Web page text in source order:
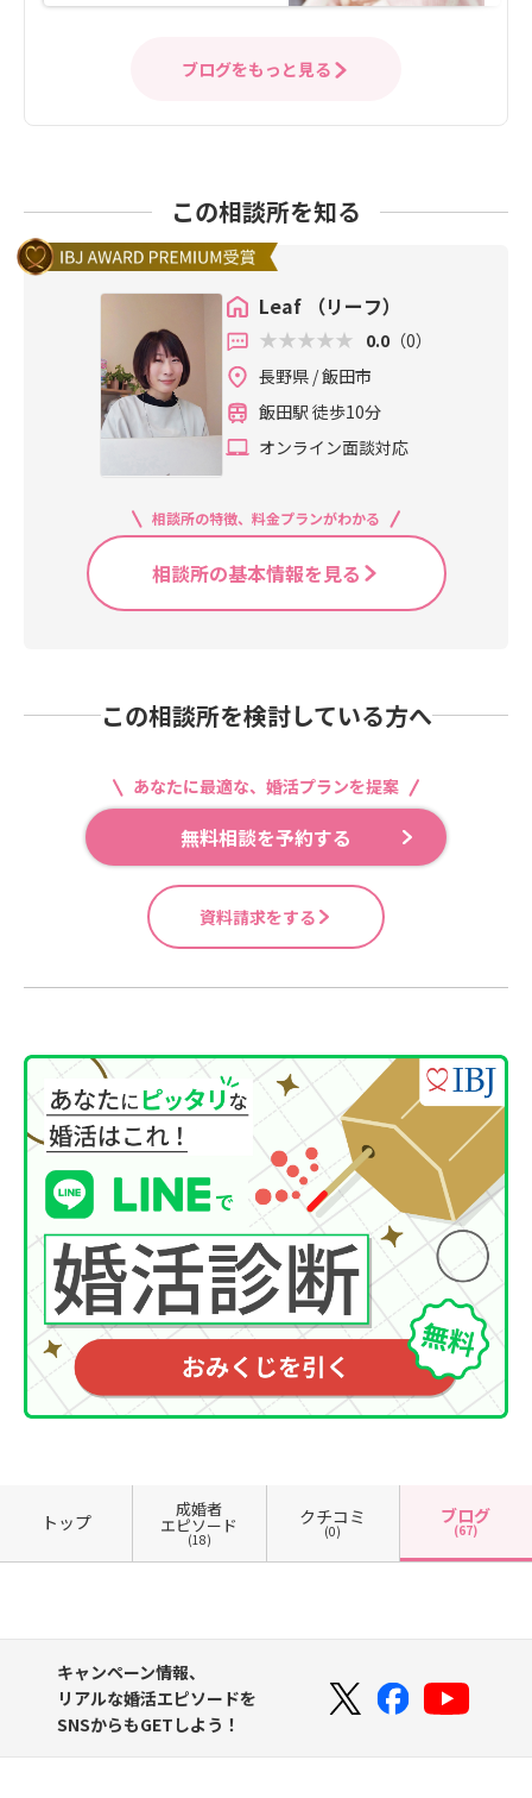
ブログをもっと見る
この相談所を知る
Leaf （リーフ）
0.0 （0）
長野県 / 飯田市
飯田駅 徒歩10分
オンライン面談対応
相談所の特徴、料金プランがわかる
相談所の基本情報を見る
この相談所を検討している方へ
あなたに最適な、婚活プランを提案
無料相談を予約する
資料請求をする
トップ
成婚者
エピソード
(18)
クチコミ
(0)
ブログ
(67)
キャンペーン情報、
リアルな婚活エピソードを
SNSからもGETしよう！